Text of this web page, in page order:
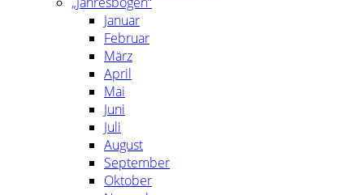
Januar
Februar
März
April
Mai
Juni
Juli
August
September
Oktober